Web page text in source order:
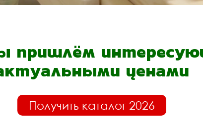
пришлём
ценами
Получить каталог 2026